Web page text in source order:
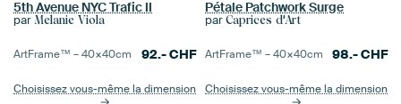
5th Avenue NYC Trafic II
par Melanie Viola
ArtFrame™ –40×40cm 92.-CHF
Choisissez vous-même la dimension
Pétale Patchwork Surge
par Caprices d'Art
ArtFrame™ –40×40cm 98.-CHF
Choisissez vous-même la dimension